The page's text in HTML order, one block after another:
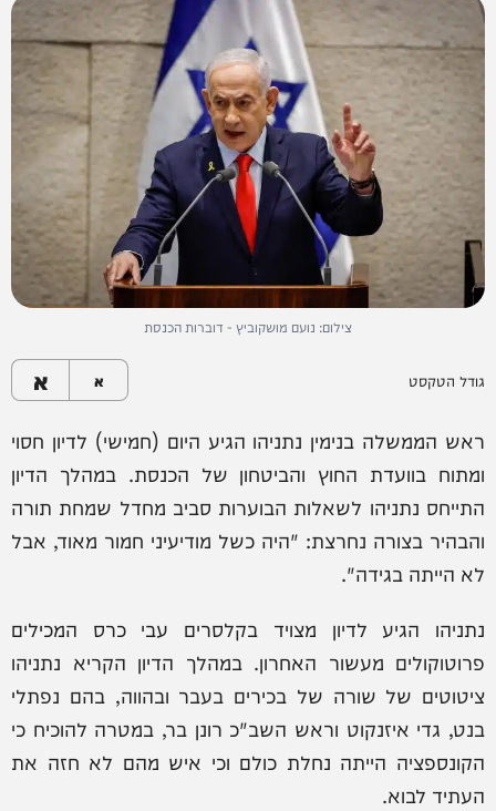
צילום: נועם מושקוביץ - דוברות הכנסת
גודל הטקסט א א
ראש הממשלה בנימין נתניהו הגיע היום (חמישי) לדיון חסוי
ומתוח בוועדת החוץ והביטחון של הכנסת. במהלך הדיון
התייחס נתניהו לשאלות הבוערות סביב מחדל שמחת תורה
והבהיר בצורה נחרצת: "היה כשל מודיעיני חמור מאוד, אבל
לא הייתה בגידה".
נתניהו הגיע לדיון מצויד בקלסרים עבי כרס המכילים
פרוטוקולים מעשור האחרון. במהלך הדיון הקריא נתניהו
ציטוטים של שורה של בכירים בעבר ובהווה, בהם נפתלי
בנט, גדי איזנקוט וראש השב"כ רונן בר, במטרה להוכיח כי
הקונספציה הייתה נחלת כולם וכי איש מהם לא חזה את
העתיד לבוא.